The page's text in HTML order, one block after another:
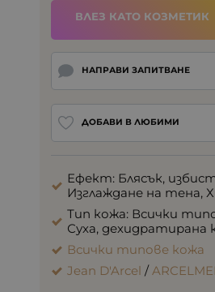
ВЛЕЗ КАТО КОЗМЕТИК
НАПРАВИ ЗАПИТВАНЕ
ДОБАВИ В ЛЮБИМИ
Ефект: Блясък,
Изглаждане на тена,
Тип кожа: Всички
Суха, дехидратирана
Всички типове кожа
Jean D'Arcel /